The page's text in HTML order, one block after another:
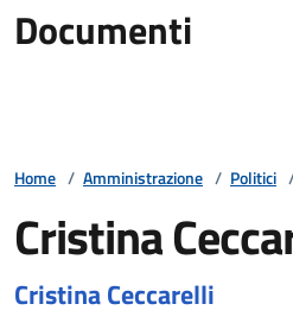
Documenti
Home / Amministrazione / Politici
Cristina
Cristina Ceccarelli